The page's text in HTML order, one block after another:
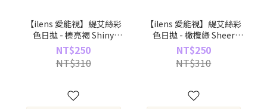
【ilens 愛能視】緹艾絲彩
色日拋 - 榛亮褐 Shiny
Hazel (10片裝)
NT$250
NT$310
【ilens 愛能視】緹艾絲彩
色日拋 - 橄欖綠 Sheer
Oline (10片裝)
NT$250
NT$310